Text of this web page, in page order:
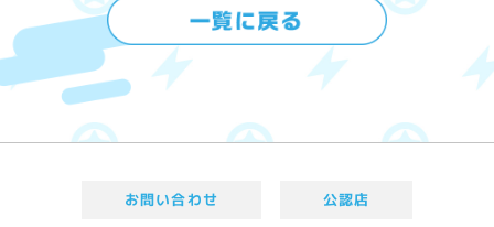
お問い合わせ 公認店